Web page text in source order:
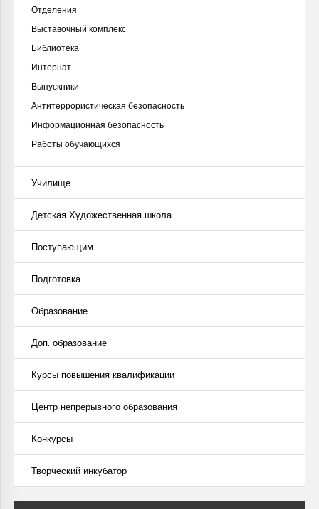
Отделения
Выставочный комплекс
Библиотека
Интернат
Выпускники
Антитеррористическая безопасность
Информационная безопасность
Работы обучающихся
Училище
Детская Художественная школа
Поступающим
Подготовка
Образование
Доп. образование
Курсы повышения квалификации
Центр непрерывного образования
Конкурсы
Творческий инкубатор